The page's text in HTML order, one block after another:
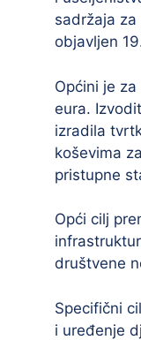
sadržaja
objavljen
Općini je
eura.
izradila
koševima
pristupne
Opći cilj
društvene
Specifični
i uređenje